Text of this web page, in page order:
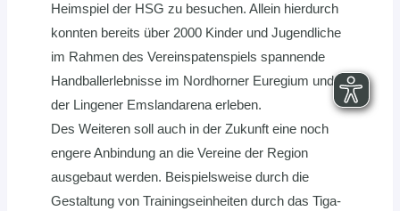
Heimspiel der HSG zu besuchen. Allein hierdurch
konnten bereits über 2000 Kinder und Jugendliche
im Rahmen des Vereinspatenspiels spannende
Handballerlebnisse im Nordhorner Euregium und
der Lingener Emslandarena erleben.
Des Weiteren soll auch in der Zukunft eine noch
engere Anbindung an die Vereine der Region
ausgebaut werden. Beispielsweise durch die
Gestaltung von Trainingseinheiten durch das Tiga-